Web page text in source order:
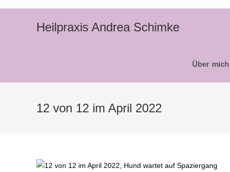
Heilpraxis Andrea Schimke
Über mich
12 von 12 im April 2022